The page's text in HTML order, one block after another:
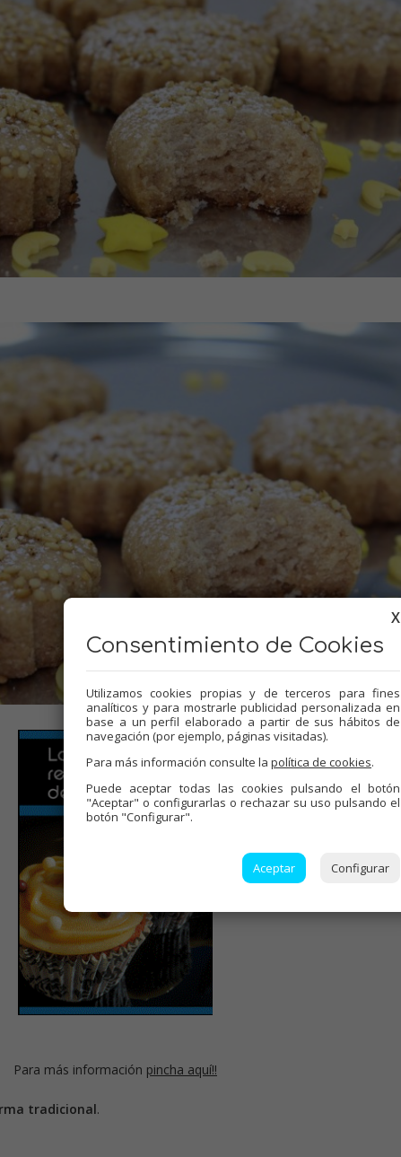
Para más información pincha aquí!!
tradicional.
X
Consentimiento de Cookies
Utilizamos cookies propias y de terceros para fines
analíticos y para mostrarle publicidad personalizada en
base a un perfil elaborado a partir de sus hábitos de
navegación (por ejemplo, páginas visitadas).
Para más información consulte la política de cookies.
Puede aceptar todas las cookies pulsando el botón
"Aceptar" o configurarlas o rechazar su uso pulsando el
botón "Configurar".
Aceptar Configurar